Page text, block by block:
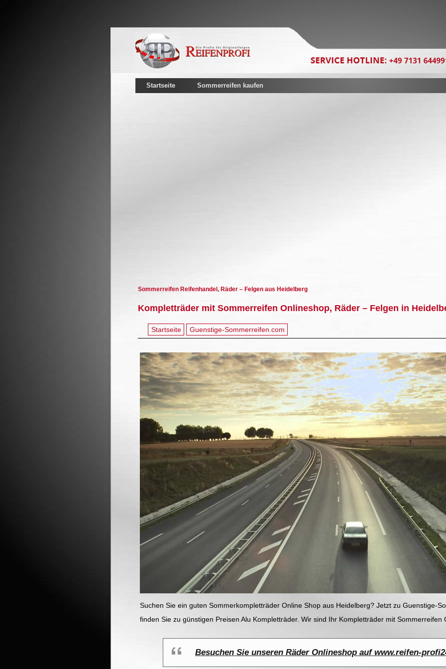
Startseite Sommerreifen kaufen
Sommerreifen Reifenhandel, Räder – Felgen aus Heidelberg
Kompletträder mit Sommerreifen Onlineshop, Räder – Felgen in
Startseite Guenstige-Sommerreifen.com
Suchen Sie ein guten Sommerkompletträder Online Shop aus Heidelberg? Jetzt zu Guenstige-
finden Sie zu günstigen Preisen Alu Kompletträder. Wir sind Ihr Kompletträder mit Sommerreifen
Besuchen Sie unseren Räder Onlineshop auf www.reifen-